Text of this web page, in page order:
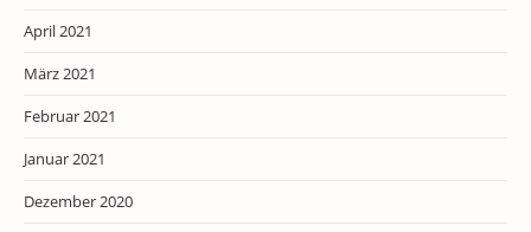
April 2021
März 2021
Februar 2021
Januar 2021
Dezember 2020